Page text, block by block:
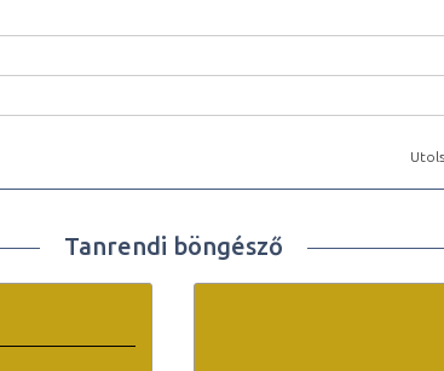
Tanrendi böngésző